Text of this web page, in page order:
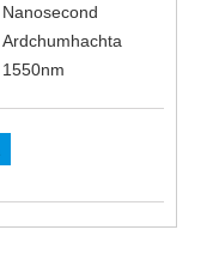
Nanosecond
Ardchumhachta
1550nm